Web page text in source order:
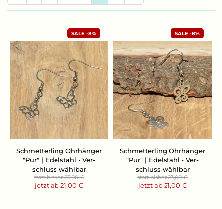
-8%
Schmet­ter­ling Ohr­hän­ger
"Pur" | Edel­stahl • Ver­
schluss wähl­bar
statt bisher 23,00 €
jetzt ab 21,00 €
-8%
Schmet­ter­ling Ohr­hän­ger
"Pur" | Edel­stahl • Ver­
schluss wähl­bar
statt bisher 23,00 €
jetzt ab 21,00 €